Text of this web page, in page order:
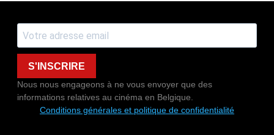
S'INSCRIRE
Nous nous engageons à ne vous envoyer que des
informations relatives au cinéma en Belgique.
Conditions générales et politique de confidentialité